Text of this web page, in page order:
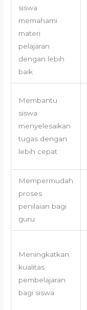
siswa
memahami
materi
pelajaran
dengan lebih
baik
Membantu
siswa
menyelesaikan
tugas dengan
lebih cepat
Mempermudah
proses
penilaian bagi
guru
Meningkatkan
kualitas
pembelajaran
bagi siswa